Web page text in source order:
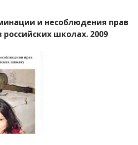
и несоблюдения прав
школах. 2009